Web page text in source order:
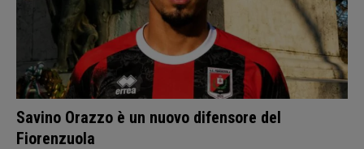
Savino Orazzo è un nuovo difensore del
Fiorenzuola